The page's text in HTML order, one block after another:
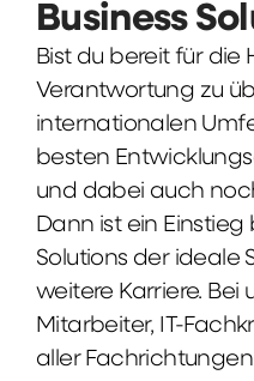
Business
Bist du bereit für die
Verantwortung zu
internationalen
besten
und dabei auch
Dann ist ein Einstieg
Solutions der ideale
weitere Karriere. Bei
Mitarbeiter, IT-
aller